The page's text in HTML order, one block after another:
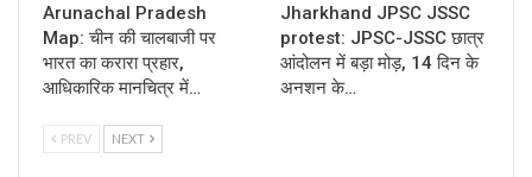
Arunachal Pradesh
Map: चीन की चालबाजी पर
भारत का करारा प्रहार,
आधिकारिक मानचित्र में…
Jharkhand JPSC JSSC
protest: JPSC-JSSC छात्र
आंदोलन में बड़ा मोड़, 14 दिन के
अनशन के…
PREV NEXT